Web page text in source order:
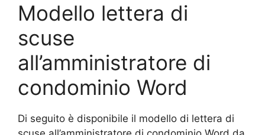
Modello lettera di
scuse
all’amministratore di
condominio Word
Di seguito è disponibile il modello di lettera di